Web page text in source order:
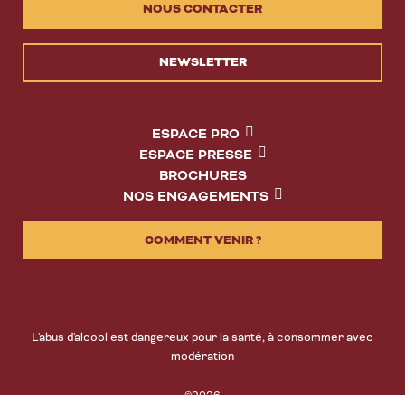
NOUS CONTACTER
NEWSLETTER
ESPACE PRO
ESPACE PRESSE
BROCHURES
NOS ENGAGEMENTS
COMMENT VENIR ?
L'abus d'alcool est dangereux pour la santé, à consommer avec
modération